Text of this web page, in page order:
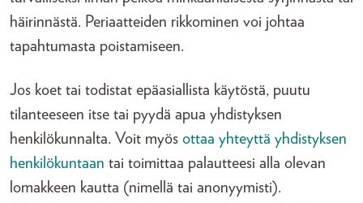
häirinnästä. Periaatteiden rikkominen voi johtaa
tapahtumasta poistamiseen.
Jos koet tai todistat epäasiallista käytöstä, puutu
tilanteeseen itse tai pyydä apua yhdistyksen
henkilökunnalta. Voit myös ottaa yhteyttä yhdistyksen
henkilökuntaan tai toimittaa palautteesi alla olevan
lomakkeen kautta (nimellä tai anonyymisti).